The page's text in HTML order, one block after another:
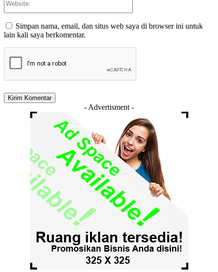
Simpan nama, email, dan situs web saya di browser ini untuk
lain kali saya berkomentar.
- Advertisment -